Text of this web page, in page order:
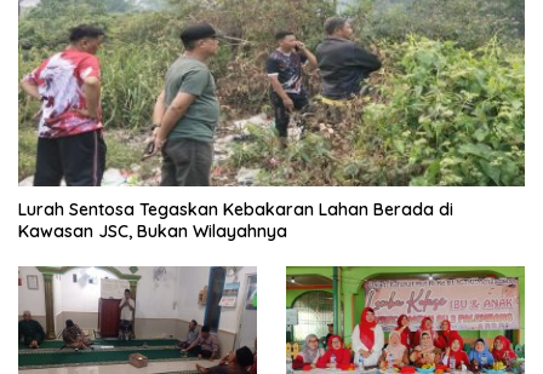
Lurah Sentosa Tegaskan Kebakaran Lahan Berada di
Kawasan JSC, Bukan Wilayahnya